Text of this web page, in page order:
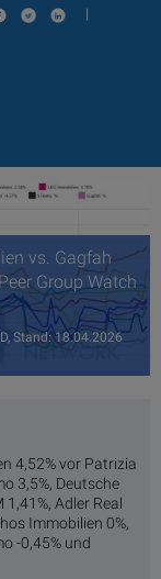
|
vs. Gagfah
Group Watch
Stand: 18.04.2026
4,52% vor Patrizia
3,5%, Deutsche
1,41%, Adler Real
Immobilien 0%,
-0,45% und